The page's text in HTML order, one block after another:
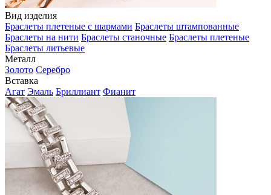
Вид изделия
Браслеты плетеные с шармами Браслеты штампованные
Браслеты на нити Браслеты станочные Браслеты плетеные
Браслеты литьевые
Металл
Золото Серебро
Вставка
Агат Эмаль Бриллиант Фианит